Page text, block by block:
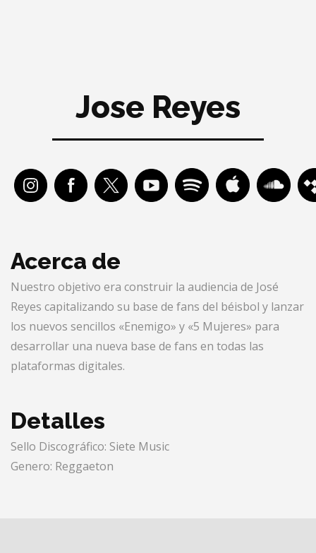
Jose Reyes
Acerca de
Nuestro objetivo era construir la audiencia de José
Reyes capitalizando su base de fans del béisbol y lanzar
los nuevos sencillos «Enemigo» y «5 Mujeres» para
desarrollar una nueva base de fans en todas las
plataformas digitales.
Detalles
Sello Discográfico: Siete Music
Genero: Reggaeton